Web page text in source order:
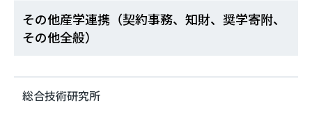
その他産学連携（契約事務、知財、奨学寄附、
その他全般）
総合技術研究所